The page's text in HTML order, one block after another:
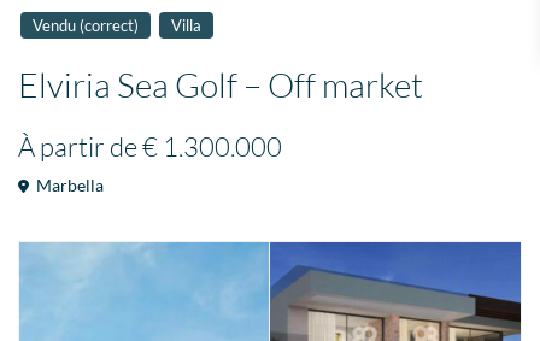
Vendu (correct) Villa
Elviria Sea Golf – Off market
À partir de€ 1.300.000
Marbella